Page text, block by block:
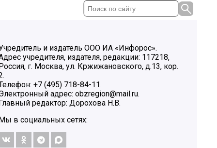
и издатель ООО ИА «Инфорос».
учредителя, издателя, редакции: 117218,
г. Москва, ул. Кржижановского, д.13, кор.
+7 (495) 718-84-11.
адрес: obzregion@mail.ru.
редактор: Дорохова Н.В.
в социальных сетях: